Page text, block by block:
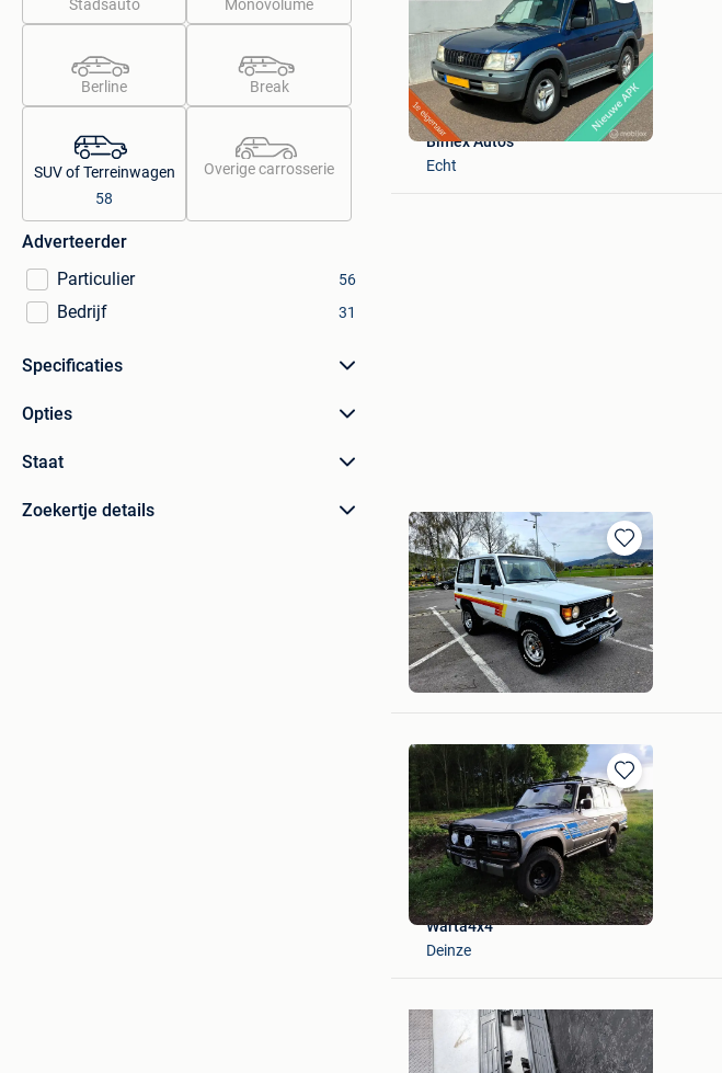
Stadsauto Monovolume
Berline Break
SUV of Terreinwagen
58
Overige carrosserie
Adverteerder
Particulier
56
Bedrijf 31
Specificaties
Opties
Staat
Zoekertje details
Bewaren
in
Mijn
Favorieten
Bimex Auto's
Echt
Bewaren
in
Mijn
Favorieten
Gabriel
Schendelbeke
Bewaren
in
Mijn
Favorieten
Warta4x4
Deinze
Mijn
Favorieten